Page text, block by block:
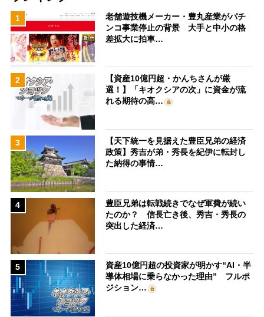
1
老舗遊技機メーカー・豊丸産業がパチ
ンコ事業停止の背景 大手と中小の格
差拡大に拍車…
2
【資産10億円超・かんちさんが厳
選！】「キオクシアの次」に資金が流
れる期待の高…
3
【天下統一を見据えた豊臣兄弟の経済
政策】秀吉が弟・秀長を紀伊に転封し
た納得の事情…
4
豊臣兄弟は転戦続きでなぜ軍費が続い
たのか？ 信長亡き後、秀吉・秀長の
突出した経済…
5
資産10億円超の投資家が明かす“AI・半
導体相場に乗らなかった理由” フルポ
ジション…